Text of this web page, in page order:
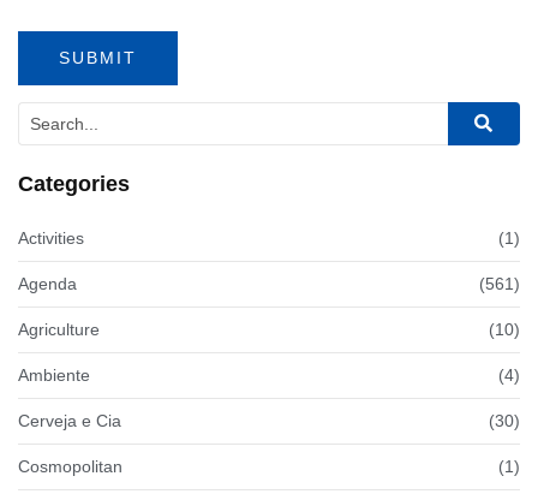
Categories
Activities (1)
Agenda (561)
Agriculture (10)
Ambiente (4)
Cerveja e Cia (30)
Cosmopolitan (1)